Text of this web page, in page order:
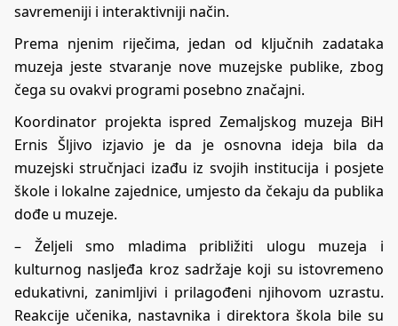
savremeniji i interaktivniji način.
Prema njenim riječima, jedan od ključnih zadataka
muzeja jeste stvaranje nove muzejske publike, zbog
čega su ovakvi programi posebno značajni.
Koordinator projekta ispred Zemaljskog muzeja BiH
Ernis Šljivo izjavio je da je osnovna ideja bila da
muzejski stručnjaci izađu iz svojih institucija i posjete
škole i lokalne zajednice, umjesto da čekaju da publika
dođe u muzeje.
– Željeli smo mladima približiti ulogu muzeja i
kulturnog nasljeđa kroz sadržaje koji su istovremeno
edukativni, zanimljivi i prilagođeni njihovom uzrastu.
Reakcije učenika, nastavnika i direktora škola bile su